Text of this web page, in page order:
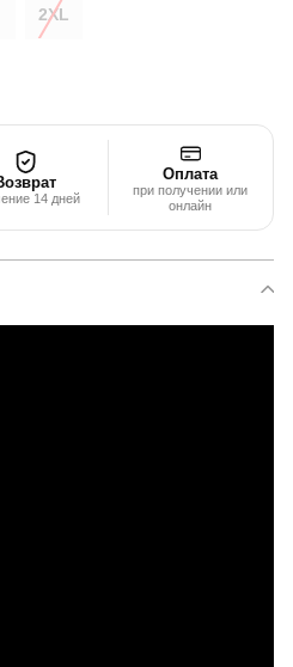
2XL
14 дней
Оплата
при получении или
онлайн